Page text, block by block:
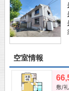
空室情報
敷/礼